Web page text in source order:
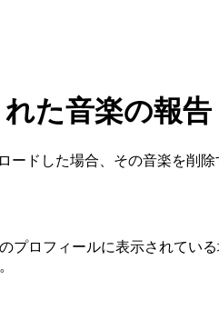
た音楽の報告
ードした場合、その音楽を削除
プロフィールに表示されてい
。